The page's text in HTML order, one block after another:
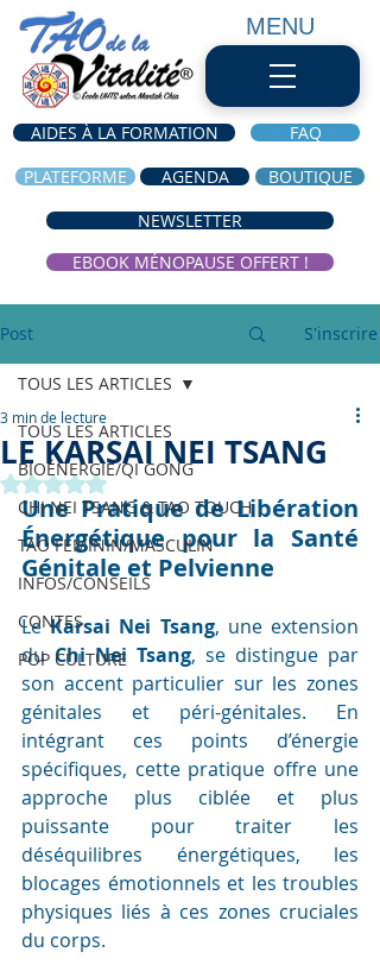
MENU
PLATEFORME AGENDA
AIDES À LA FORMATION FAQ
EBOOK MÉNOPAUSE OFFERT !
NEWSLETTER
BOUTIQUE
Post S'inscrire
TOUS LES ARTICLES
BIOÉNERGIE/QI GONG
CHI NEI TSANG & TAO TOUCH
TAO FEMININ/MASCULIN
INFOS/CONSEILS
CONTES
POP CULTURE
TOUS LES ARTICLES
LE KARSAI NEI TSANG
3 min de lecture
Noté NaN étoiles sur 5.
Une Pratique de Libération
Énergétique pour la Santé
Génitale et Pelvienne
Le Karsai Nei Tsang, une extension
du Chi Nei Tsang, se distingue par
son accent particulier sur les zones
génitales et péri-génitales. En
intégrant ces points d’énergie
spécifiques, cette pratique offre une
approche plus ciblée et plus
puissante pour traiter les
déséquilibres énergétiques, les
blocages émotionnels et les troubles
physiques liés à ces zones cruciales
du corps.